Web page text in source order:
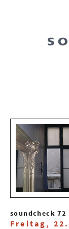
soundcheck 72
Freitag,